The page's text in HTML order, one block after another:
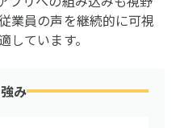
業員の声を継続的に可視
ています。
強み